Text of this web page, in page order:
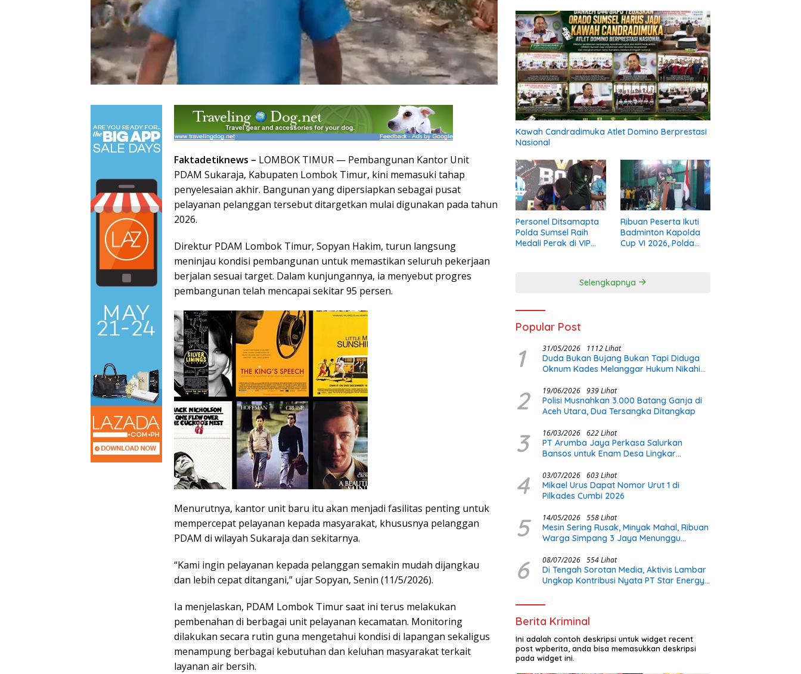
Faktadetiknews – LOMBOK TIMUR — Pembangunan Kantor Unit
PDAM Sukaraja, Kabupaten Lombok Timur, kini memasuki tahap
penyelesaian akhir. Bangunan yang dipersiapkan sebagai pusat
pelayanan pelanggan tersebut ditargetkan mulai digunakan pada tahun
2026.
Direktur PDAM Lombok Timur, Sopyan Hakim, turun langsung
meninjau kondisi pembangunan untuk memastikan seluruh pekerjaan
berjalan sesuai target. Dalam kunjungannya, ia menyebut progres
pembangunan telah mencapai sekitar 95 persen.
Menurutnya, kantor unit baru itu akan menjadi fasilitas penting untuk
mempercepat pelayanan kepada masyarakat, khususnya pelanggan
PDAM di wilayah Sukaraja dan sekitarnya.
“Kami ingin pelayanan kepada pelanggan semakin mudah dijangkau
dan lebih cepat ditangani,” ujar Sopyan, Senin (11/5/2026).
Ia menjelaskan, PDAM Lombok Timur saat ini terus melakukan
pembenahan di berbagai unit pelayanan kecamatan. Monitoring
dilakukan secara rutin guna mengetahui kondisi di lapangan sekaligus
menampung berbagai kebutuhan dan keluhan masyarakat terkait
layanan air bersih.
Kawah Candradimuka Atlet Domino Berprestasi
Nasional
Personel Ditsamapta
Polda Sumsel Raih
Medali Perak di VIP
Ribuan Peserta Ikuti
Badminton Kapolda
Cup VI 2026, Polda
Selengkapnya
Popular Post
1 31/05/2026 1112 Lihat
Duda Bukan Bujang Bukan Tapi Diduga
Oknum Kades Melanggar Hukum Nikahi
2 19/06/2026 939 Lihat
Polisi Musnahkan 3.000 Batang Ganja di
Aceh Utara, Dua Tersangka Ditangkap
3 16/03/2026 622 Lihat
PT Arumba Jaya Perkasa Salurkan
Bansos untuk Enam Desa Lingkar
4 03/07/2026 603 Lihat
Mikael Urus Dapat Nomor Urut 1 di
Pilkades Cumbi 2026
5 14/05/2026 558 Lihat
Mesin Sering Rusak, Minyak Mahal, Ribuan
Warga Simpang 3 Jaya Menunggu
6 08/07/2026 554 Lihat
Di Tengah Sorotan Media, Aktivis Lambar
Ungkap Kontribusi Nyata PT Star Energy:
Infrastruktur Lokal
Berita Kriminal
Ini adalah contoh deskripsi untuk widget recent
post wpberita, anda bisa memasukkan deskripsi
pada widget ini.